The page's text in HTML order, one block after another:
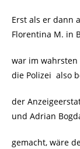
Erst als er dann
Florentina M. in
war im wahrsten
die Polizei also
der
und Adrian
gemacht, wäre